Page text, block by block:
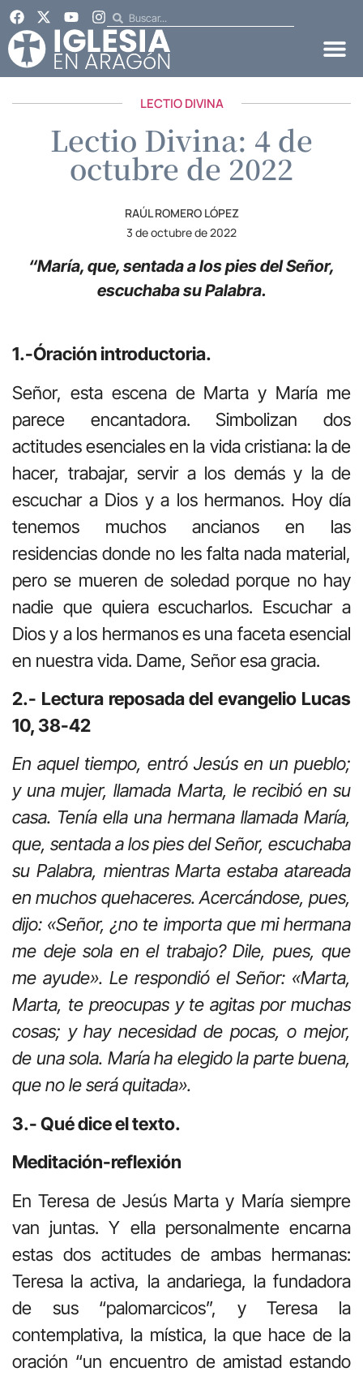
LECTIO DIVINA
Lectio Divina: 4 de
octubre de 2022
RAÚL ROMERO LÓPEZ
3 de octubre de 2022
“María, que, sentada a los pies del Señor,
escuchaba su Palabra.
1.-Óración introductoria.
Señor, esta escena de Marta y María me
parece encantadora. Simbolizan dos
actitudes esenciales en la vida cristiana: la de
hacer, trabajar, servir a los demás y la de
escuchar a Dios y a los hermanos. Hoy día
tenemos muchos ancianos en las
residencias donde no les falta nada material,
pero se mueren de soledad porque no hay
nadie que quiera escucharlos. Escuchar a
Dios y a los hermanos es una faceta esencial
en nuestra vida. Dame, Señor esa gracia.
2.- Lectura reposada del evangelio Lucas
10, 38-42
En aquel tiempo, entró Jesús en un pueblo;
y una mujer, llamada Marta, le recibió en su
casa. Tenía ella una hermana llamada María,
que, sentada a los pies del Señor, escuchaba
su Palabra, mientras Marta estaba atareada
en muchos quehaceres. Acercándose, pues,
dijo: «Señor, ¿no te importa que mi hermana
me deje sola en el trabajo? Dile, pues, que
me ayude». Le respondió el Señor: «Marta,
Marta, te preocupas y te agitas por muchas
cosas; y hay necesidad de pocas, o mejor,
de una sola. María ha elegido la parte buena,
que no le será quitada».
3.- Qué dice el texto.
Meditación-reflexión
En Teresa de Jesús Marta y María siempre
van juntas. Y ella personalmente encarna
estas dos actitudes de ambas hermanas:
Teresa la activa, la andariega, la fundadora
de sus “palomarcicos”, y Teresa la
contemplativa, la mística, la que hace de la
oración “un encuentro de amistad estando